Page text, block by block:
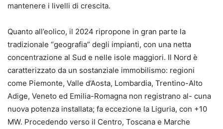
mantenere i livelli di crescita.
Quanto all’eolico, il 2024 ripropone in gran parte la
tradizionale “geografia” degli impianti, con una netta
concentrazione al Sud e nelle isole maggiori. Il Nord è
caratterizzato da un sostanziale immobilismo: regioni
come Piemonte, Valle d’Aosta, Lombardia, Trentino-Alto
Adige, Veneto ed Emilia-Romagna non registrano al- cuna
nuova potenza installata; fa eccezione la Liguria, con +10
MW. Procedendo verso il Centro, Toscana e Marche